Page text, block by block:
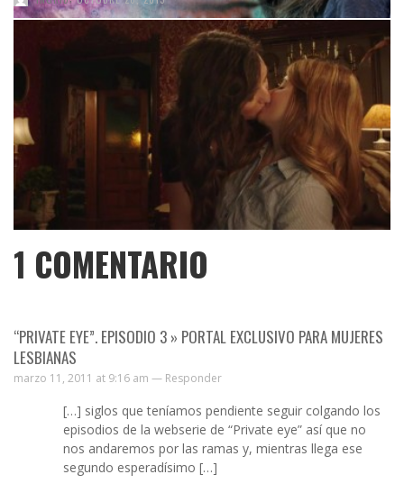
1 COMENTARIO
“PRIVATE EYE”. EPISODIO 3 » PORTAL EXCLUSIVO PARA MUJERES
LESBIANAS
marzo 11, 2011 at 9:16 am — Responder
[…] siglos que teníamos pendiente seguir colgando los
episodios de la webserie de “Private eye” así que no
nos andaremos por las ramas y, mientras llega ese
segundo esperadísimo […]